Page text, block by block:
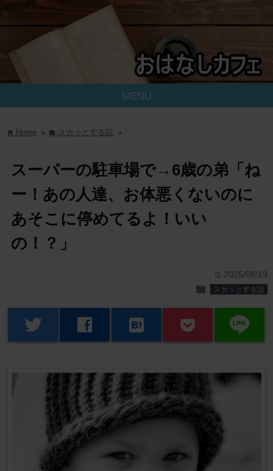
MENU
home Home » folder スカッとする話 »
スーパーの駐車場で→6歳の弟「ね
ー！あの人達、お体悪くないのに
あそこに停めてるよ！いい
の！？」
time 2025/08/19
folder スカッとする話
twitter facebook hatenabookmark line